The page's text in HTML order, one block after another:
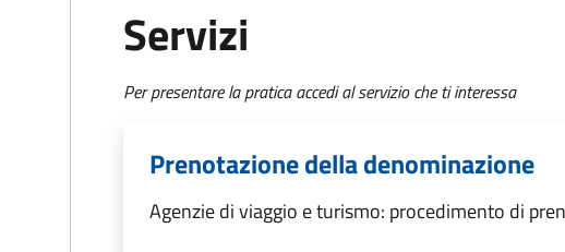
Servizi
Per presentare la pratica accedi al servizio che ti interessa
Prenotazione della denominazione
Agenzie di viaggio e turismo: procedimento di